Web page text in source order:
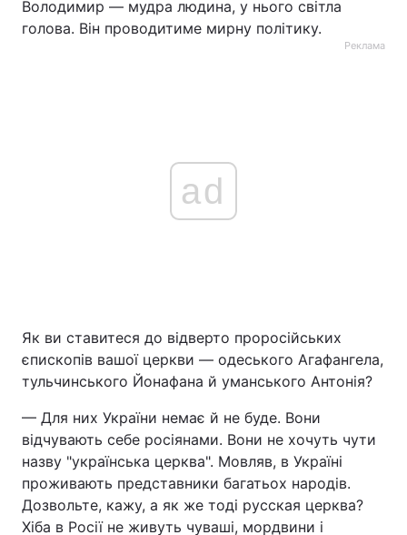
Володимир — мудра людина, у нього світла
голова. Він проводитиме мирну політику.
Реклама
ad
Як ви ставитеся до відверто проросійських
єпископів вашої церкви — одеського Агафангела,
тульчинського Йонафана й уманського Антонія?
— Для них України немає й не буде. Вони
відчувають себе росіянами. Вони не хочуть чути
назву "українська церква". Мовляв, в Україні
проживають представники багатьох народів.
Дозвольте, кажу, а як же тоді русская церква?
Хіба в Росії не живуть чуваші, мордвини і